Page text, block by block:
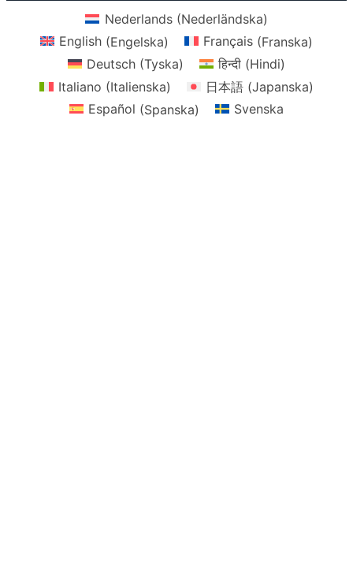
Nederlands(Nederländska)
English (Engelska) Français (Franska)
Deutsch (Tyska) हिन्दी (Hindi)
Italiano (Italienska) 日本語 (Japanska)
Español (Spanska) Svenska